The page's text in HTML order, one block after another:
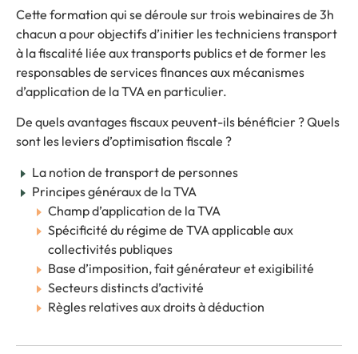
Cette formation qui se déroule sur trois webinaires de 3h
chacun a pour objectifs d’initier les techniciens transport
à la fiscalité liée aux transports publics et de former les
responsables de services finances aux mécanismes
d’application de la TVA en particulier.
De quels avantages fiscaux peuvent-ils bénéficier ? Quels
sont les leviers d’optimisation fiscale ?
La notion de transport de personnes
Principes généraux de la TVA
Champ d’application de la TVA
Spécificité du régime de TVA applicable aux
collectivités publiques
Base d’imposition, fait générateur et exigibilité
Secteurs distincts d’activité
Règles relatives aux droits à déduction